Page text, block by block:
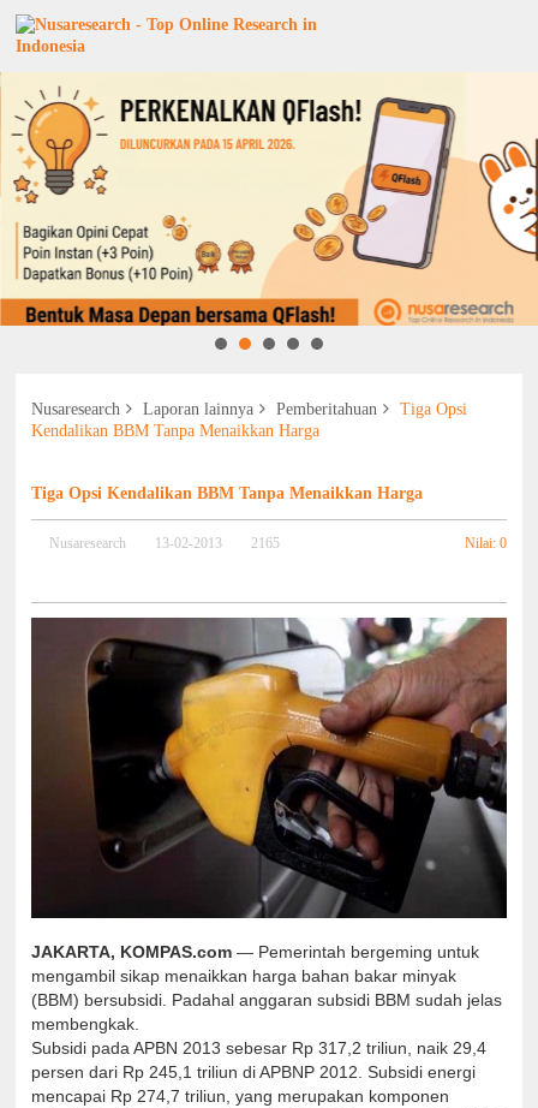
Nusaresearch Laporan lainnya Pemberitahuan
Tiga Opsi
Kendalikan BBM Tanpa Menaikkan Harga
Tiga Opsi Kendalikan BBM Tanpa Menaikkan Harga
Nusaresearch 13-02-2013 2165 Nilai: 0
JAKARTA, KOMPAS.com— Pemerintah bergeming untuk
mengambil sikap menaikkan harga bahan bakar minyak
(BBM) bersubsidi. Padahal anggaran subsidi BBM sudah jelas
membengkak.
Subsidi pada APBN 2013 sebesar Rp 317,2 triliun, naik 29,4
persen dari Rp 245,1 triliun di APBNP 2012. Subsidi energi
mencapai Rp 274,7 triliun, yang merupakan komponen